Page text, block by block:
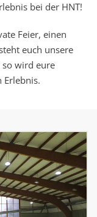
bei der HNT!
Feier, einen
euch unsere
so wird eure
Erlebnis.